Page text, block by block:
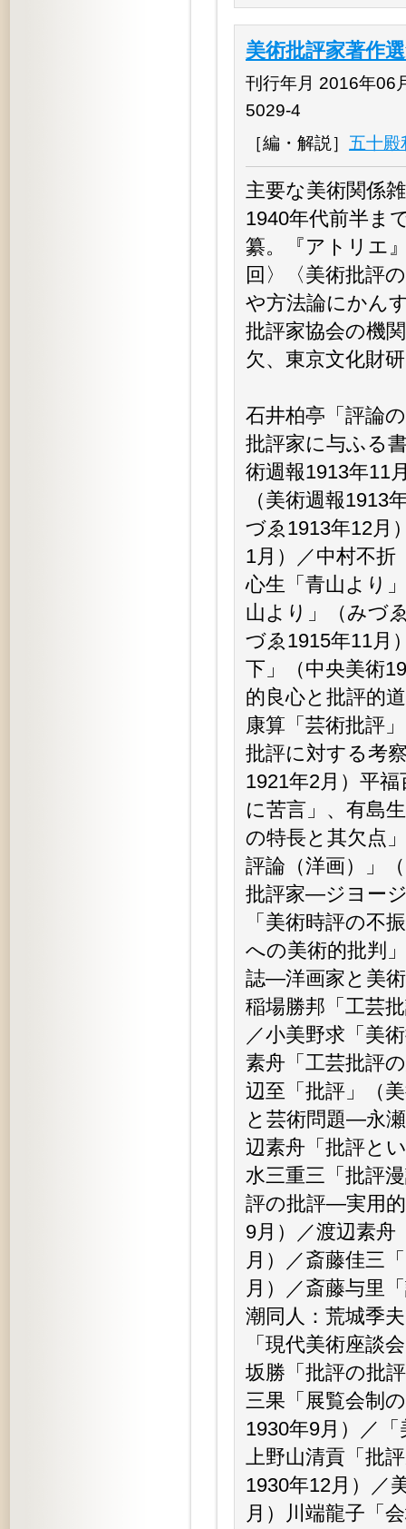
美術批評家著作
刊行年月 2016年06
5029-4
［編・解説］ 五十殿
主要な美術関係
1940年代前半ま
纂。『アトリエ
回〉〈美術批評
や方法論にかん
批評家協会の機
欠、東京文化財
石井柏亭「評論
批評家に与ふる
術週報1913年11
（美術週報1913
づゑ1913年12月
1月）／中村不折
心生「青山より
山より」（みづ
づゑ1915年11月
下」（中央美術
的良心と批評的
康算「芸術批評
批評に対する考
1921年2月）平
に苦言」、有島
の特長と其欠点
評論（洋画）」
批評家—ジヨー
「美術時評の不
への美術的批判
誌—洋画家と美
稲場勝邦「工芸
／小美野求「美
素舟「工芸批評
辺至「批評」（
と芸術問題—永
辺素舟「批評と
水三重三「批評
評の批評—実用
9月）／渡辺素
月）／斎藤佳三
月）／斎藤与里
潮同人：荒城季
「現代美術座談
坂勝「批評の批
三果「展覧会制
1930年9月）／
上野山清貢「批
1930年12月）／
月）川端龍子「